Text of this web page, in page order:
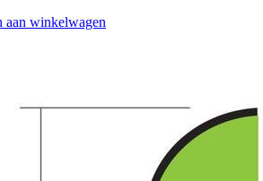
aan winkelwagen